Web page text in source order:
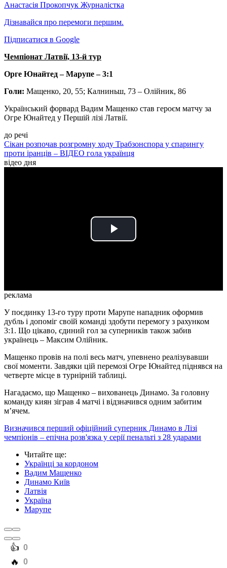
Анастасія Прокопчук Журналістка
Дізнавайся про перемоги першим.
Підписатися в Google
Чемпіонат Латвії, 13-й тур
Орге Юнайтед – Марупе – 3:1
Голи: Мащенко, 20, 55; Калниньш, 73 – Олійник, 86
Український форвард Вадим Мащенко став героєм матчу за
Огре Юнайтед у Першій лізі Латвії.
до речі
Сікан розпочав розгромну ходу Трабзонспора у спарингу
проти іранців – ВІДЕО гола українця
відео дня
Play
реклама
У поєдинку 13-го туру проти Марупе нападник оформив
дубль і допоміг своїй команді здобути перемогу з рахунком
3:1. Що цікаво, єдиний гол за суперників також забив
українець – Максим Олійник.
Мащенко провів на полі весь матч, упевнено реалізувавши
свої моменти. Завдяки цій перемозі Огре Юнайтед піднявся на
четверте місце в турнірній таблиці.
Нагадаємо, що Мащенко – вихованець Динамо. За головну
команду киян зіграв 4 матчі і відзначився одним забитим
м’ячем.
Визначився перший офіційний суперник Динамо в Лізі
чемпіонів – епічна розв'язка у серії пенальті з 28 ударами
Читайте ще:
Українці за кордоном
Вадим Мащенко
Динамо Київ
Латвія
Україна
Марупе
️👍 0
️🔥 0